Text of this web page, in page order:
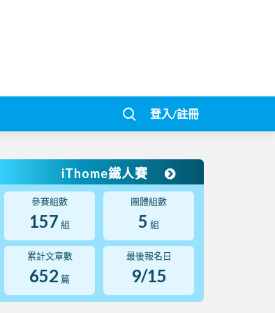
登入/註冊
iThome鐵人賽
參賽組數
157 組
團體組數
5 組
累計文章數
652 篇
最後報名日
9/15